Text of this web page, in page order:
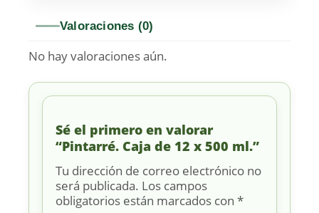
Valoraciones (0)
No hay valoraciones aún.
Sé el primero en valorar
“Pintarré. Caja de 12 x 500 ml.”
Tu dirección de correo electrónico no
será publicada. Los campos
obligatorios están marcados con *